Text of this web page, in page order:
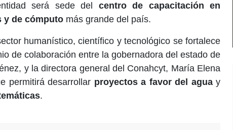
será sede del centro de capacitación en
y de cómputomás grande del país.
humanístico, científico y tecnológico se fortalece
de colaboración entre la gobernadora del estado de
y la directora general del Conahcyt, María Elena
permitirá desarrollar proyectos a favor del aguay
.